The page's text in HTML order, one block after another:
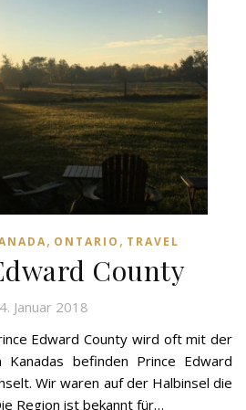
, ONTARIO , TRAVEL
County
Januar 2018
Edward County wird oft mit der
Kanadas befinden Prince Edward
Wir waren auf der Halbinsel die
Region ist bekannt für…